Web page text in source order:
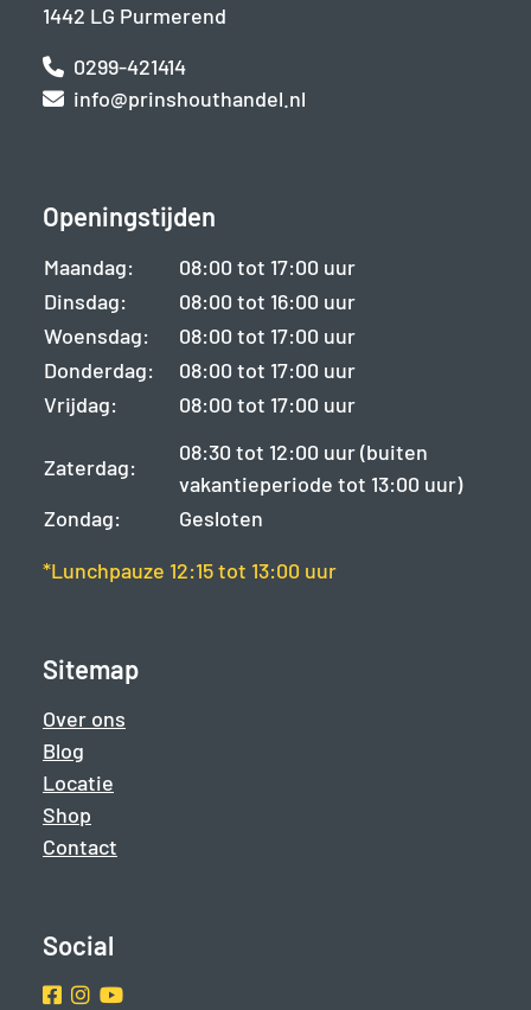
1442 LG Purmerend
0299-421414
info@prinshouthandel.nl
Openingstijden
Maandag:
08:00 tot 17:00 uur
Dinsdag:
08:00 tot 16:00 uur
Woensdag:
08:00 tot 17:00 uur
Donderdag:
08:00 tot 17:00 uur
Vrijdag:
08:00 tot 17:00 uur
Zaterdag:
08:30 tot 12:00 uur (buiten
vakantieperiode tot 13:00 uur)
Zondag:
Gesloten
*Lunchpauze 12:15 tot 13:00 uur
Sitemap
Over ons
Blog
Locatie
Shop
Contact
Social
Facebook
Instragram
Youtube